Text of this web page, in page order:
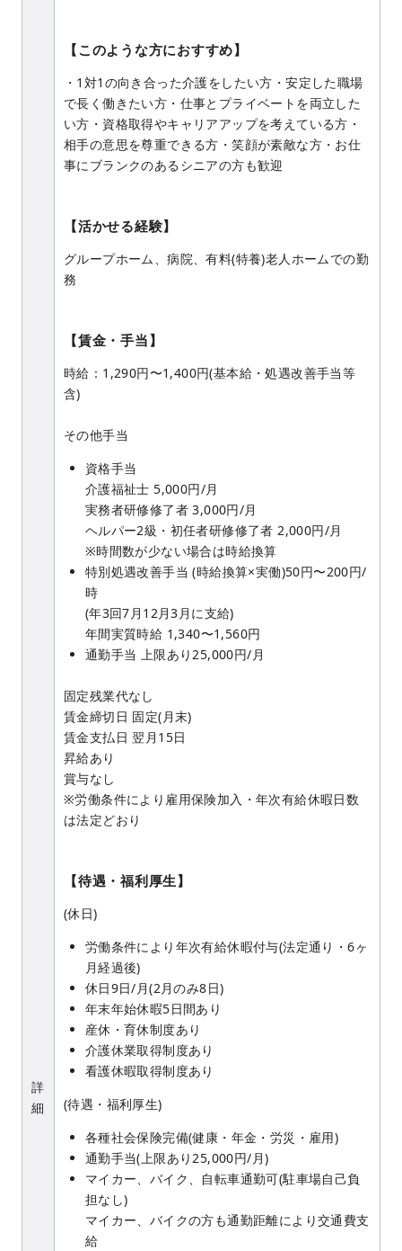
詳
細
【このような方におすすめ】
・1対1の向き合った介護をしたい方・安定した職場
で長く働きたい方・仕事とプライベートを両立した
い方・資格取得やキャリアアップを考えている方・
相手の意思を尊重できる方・笑顔が素敵な方・お仕
事にブランクのあるシニアの方も歓迎
【活かせる経験】
グループホーム、病院、有料(特養)老人ホームでの勤
務
【賃金・手当】
時給：1,290円〜1,400円(基本給・処遇改善手当等
含)
その他手当
資格手当
介護福祉士 5,000円/月
実務者研修修了者 3,000円/月
ヘルパー2級・初任者研修修了者 2,000円/月
※時間数が少ない場合は時給換算
特別処遇改善手当 (時給換算×実働)50円〜200円/
時
(年3回7月12月3月に支給)
年間実質時給 1,340〜1,560円
通勤手当 上限あり25,000円/月
固定残業代なし
賃金締切日 固定(月末)
賃金支払日 翌月15日
昇給あり
賞与なし
※労働条件により雇用保険加入・年次有給休暇日数
は法定どおり
【待遇・福利厚生】
(休日)
労働条件により年次有給休暇付与(法定通り・6ヶ
月経過後)
休日9日/月(2月のみ8日)
年末年始休暇5日間あり
産休・育休制度あり
介護休業取得制度あり
看護休暇取得制度あり
(待遇・福利厚生)
各種社会保険完備(健康・年金・労災・雇用)
通勤手当(上限あり25,000円/月)
マイカー、バイク、自転車通勤可(駐車場自己負
担なし)
マイカー、バイクの方も通勤距離により交通費支
給